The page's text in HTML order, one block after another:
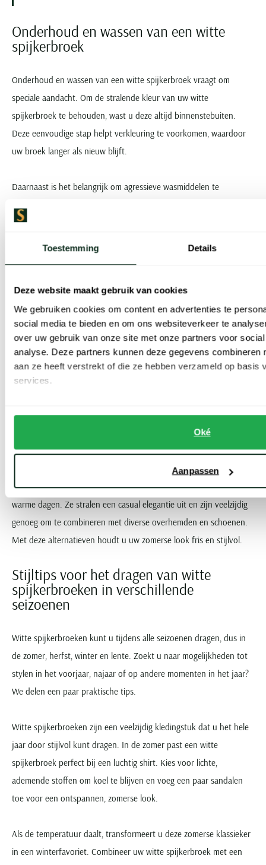
Toestemming Details
Deze website maakt gebruik van cookies
We gebruiken cookies om content en advertenties te
social media te bieden en om ons websiteverkeer te
over uw gebruik van onze site met onze partners voor
analyse. Deze partners kunnen deze gegevens combineren
aan ze heeft verstrekt of die ze hebben verzameld op basis
services.
Oké
Aanpassen
Onderhoud en wassen van een witte
spijkerbroek
Onderhoud en wassen van een witte spijkerbroek vraagt om
speciale aandacht. Om de stralende kleur van uw witte
spijkerbroek te behouden, wast u deze altijd binnenstebuiten.
Deze eenvoudige stap helpt verkleuring te voorkomen, waardoor
uw broek langer als nieuw blijft.
Daarnaast is het belangrijk om agressieve wasmiddelen te
stof verzorgt zonder de witte kleur aan te tasten. Zo zorgt u
Alternatieven voor de witte spijkerbroek
Zoekt u een alternatief voor de traditionele witte spijkerbroek?
Overweeg dan eens gebroken witte broeken. Deze bieden een
subtiele variatie op de klassieke witte kleur en behouden toch die
frisse, zomerse uitstraling. Voor wie nog meer kleurvariatie wenst,
kleuren introduceren een verfrissende twist in uw garderobe.
Naast kleurvariaties, zijn er ook andere broektypes die een
uitstekend alternatief vormen. Denk aan chino's of linnen broeken.
Deze stijlen bieden een vergelijkbaar comfort en zijn perfect voor
warme dagen. Ze stralen een casual elegantie uit en zijn veelzijdig
genoeg om te combineren met diverse overhemden en schoenen.
Met deze alternatieven houdt u uw zomerse look fris en stijlvol.
Stijltips voor het dragen van witte
spijkerbroeken in verschillende
seizoenen
Witte spijkerbroeken kunt u tijdens alle seizoenen dragen, dus in
de zomer, herfst, winter en lente. Zoekt u naar mogelijkheden tot
stylen in het voorjaar, najaar of op andere momenten in het jaar?
We delen een paar praktische tips.
Witte spijkerbroeken zijn een veelzijdig kledingstuk dat u het hele
jaar door stijlvol kunt dragen. In de zomer past een witte
spijkerbroek perfect bij een luchtig shirt. Kies voor lichte,
ademende stoffen om koel te blijven en voeg een paar sandalen
toe voor een ontspannen, zomerse look.
Als de temperatuur daalt, transformeert u deze zomerse klassieker
in een winterfavoriet. Combineer uw witte spijkerbroek met een